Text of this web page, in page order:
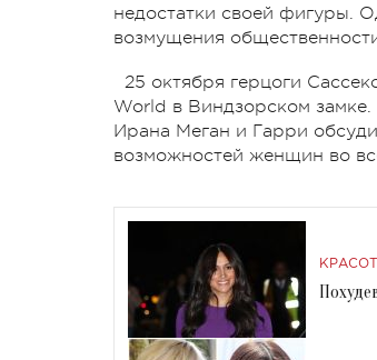
недостатки своей фигуры.
возмущения
25 октября герцоги
World в Виндзорском
Ирана Меган и Гарри
возможностей женщин во